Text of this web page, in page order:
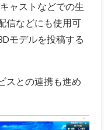
ャストなどでの生
信などにも使用可
モデルを投稿する
スとの連携も進め